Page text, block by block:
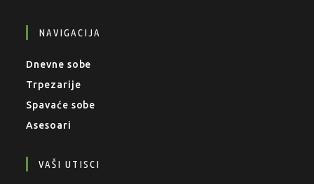
NAVIGACIJA
Dnevne sobe
Trpezarije
Spavaće sobe
Asesoari
VAŠI UTISCI